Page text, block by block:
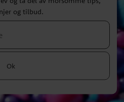
og tilbud.
Ok